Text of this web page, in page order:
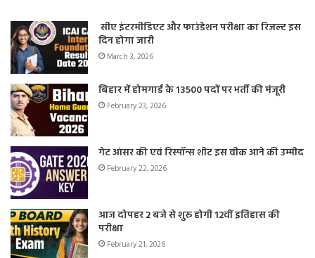
सीए इंटरमीडिएट और फाउंडेशन परीक्षा का रिजल्ट इस
दिन होगा जारी
March 3, 2026
बिहार में होमगार्ड के 13500 पदों पर भर्ती की मंजूरी
February 23, 2026
गेट आंसर की एवं रिस्पॉन्स शीट इस वीक आने की उम्मीद
February 22, 2026
आज दोपहर 2 बजे से शुरू होगी 12वीं इतिहास की
परीक्षा
February 21, 2026